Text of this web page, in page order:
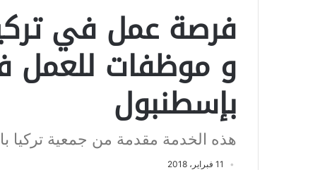
فرصة عمل في
و موظفات للعمل
بإسطنبول
هذه الخدمة مقدمة من جمعية تركيا
11 فبراير، 2018